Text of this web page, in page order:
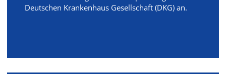
Deutschen Krankenhaus Gesellschaft (DKG) an.